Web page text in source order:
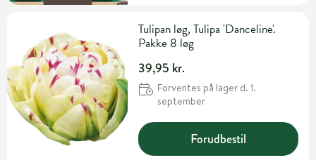
Tulipan løg, Tulipa 'Danceline'.
Pakke 8 løg
39,95 kr.
Forventes på lager d. 1.
september
Forudbestil